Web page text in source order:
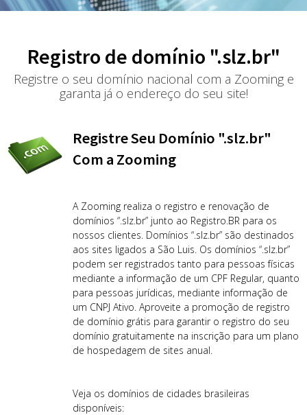
Registro de domínio ".slz.br"
Registre o seu domínio nacional com a Zooming e
garanta já o endereço do seu site!
Registre Seu Domínio ".slz.br"
Com a Zooming
A Zooming realiza o registro e renovação de
domínios “.slz.br” junto ao Registro.BR para os
nossos clientes. Domínios “.slz.br” são destinados
aos sites ligados a São Luis. Os domínios “.slz.br”
podem ser registrados tanto para pessoas físicas
mediante a informação de um CPF Regular, quanto
para pessoas jurídicas, mediante informação de
um CNPJ Ativo. Aproveite a promoção de registro
de domínio grátis para garantir o registro do seu
domínio gratuitamente na inscrição para um plano
de hospedagem de sites anual.
Veja os domínios de cidades brasileiras
disponíveis: